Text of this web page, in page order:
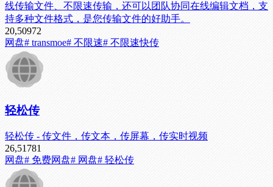
线传输文件、不限速传输，还可以团队协同在线编辑文档，支
持多种文件格式，是您传输文件的好助手。
20,50972
网盘# transmoe# 不限速# 不限速快传
轻松传
轻松传 - 传文件，传文本，传屏幕，传实时视频
26,51781
网盘# 免费网盘# 网盘# 轻松传